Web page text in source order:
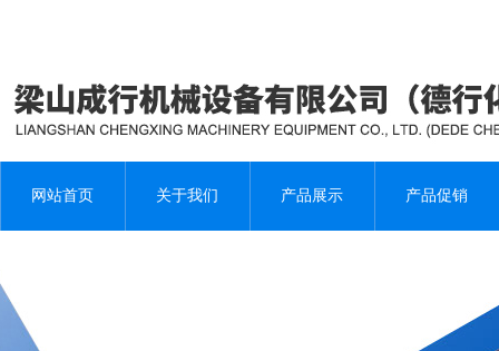
网站首页 关于我们 产品展示 产品促销